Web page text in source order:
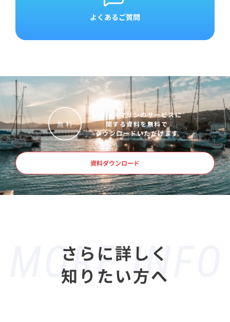
よくあるご質問
無 料
レグルスマリンのサービスに
関する資料を無料で
ダウンロードいただけます
資料ダウンロード
さらに詳しく
知りたい方へ